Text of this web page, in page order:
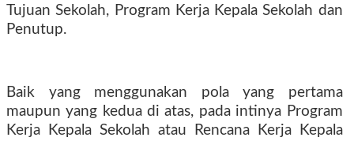
Tujuan Sekolah, Program Kerja Kepala Sekolah dan
Penutup.
Baik yang menggunakan pola yang pertama
maupun yang kedua di atas, pada intinya Program
Kerja Kepala Sekolah atau Rencana Kerja Kepala